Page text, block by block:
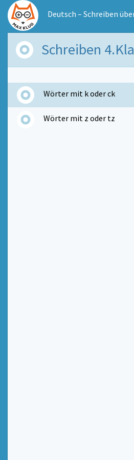
Deutsch – Schreiben
Schreiben
Wörter mit k oder ck
Wörter mit z oder tz